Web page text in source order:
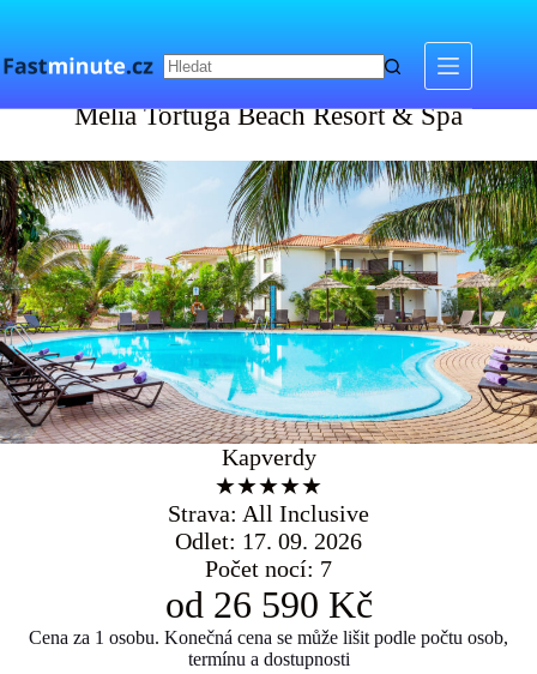
Meliá Tortuga Beach Resort & Spa
Meliá Tortuga Beach Resort & Spa
Kapverdy
★★★★★
Strava: All Inclusive
Odlet: 17. 09. 2026
Počet nocí: 7
od 26 590 Kč
Cena za 1 osobu. Konečná cena se může lišit podle počtu osob,
termínu a dostupnosti